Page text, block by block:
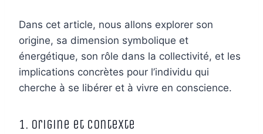
Dans cet article, nous allons explorer son
origine, sa dimension symbolique et
énergétique, son rôle dans la collectivité, et les
implications concrètes pour l’individu qui
cherche à se libérer et à vivre en conscience.
1. Origine et contexte